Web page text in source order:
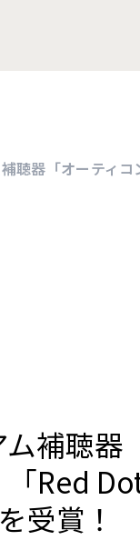
聴器「オーティ
ム補聴器
「Red
受賞！